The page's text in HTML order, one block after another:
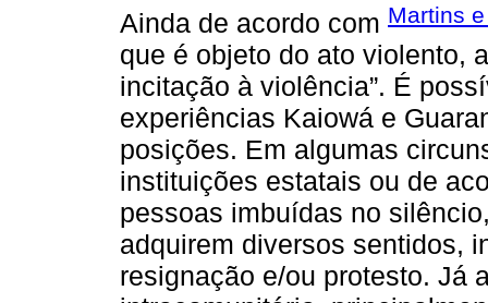
Ainda de acordo com Martins
que é objeto do ato violento,
incitação à violência”. É
experiências Kaiowá e
posições. Em algumas
instituições estatais ou de
pessoas imbuídas no
adquirem diversos sentidos,
resignação e/ou protesto. Já